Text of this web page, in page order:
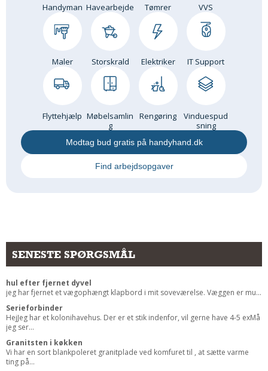
Handyman Havearbejde Tømrer VVS
Maler Storskrald Elektriker IT Support
Flyttehjælp Møbelsamlin
g
Rengøring
Vinduespud
sning
Modtag bud gratis på handyhand.dk
Find arbejdsopgaver
SENESTE SPØRGSMÅL
hul efter fjernet dyvel
jeg har fjernet et vægophængt klapbord i mit soveværelse. Væggen er mu...
Serieforbinder
HejJeg har et kolonihavehus. Der er et stik indenfor, vil gerne have 4-5 exMå
jeg ser...
Granitsten i køkken
Vi har en sort blankpoleret granitplade ved komfuret til , at sætte varme
ting på...